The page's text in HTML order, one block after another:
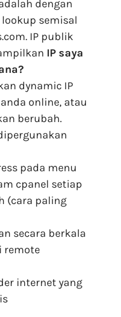
dengan
semisal
IP publik
IP saya
dynamic IP
online, atau
berubah.
pada menu
cpanel setiap
(cara paling
secara berkala
remote
internet yang